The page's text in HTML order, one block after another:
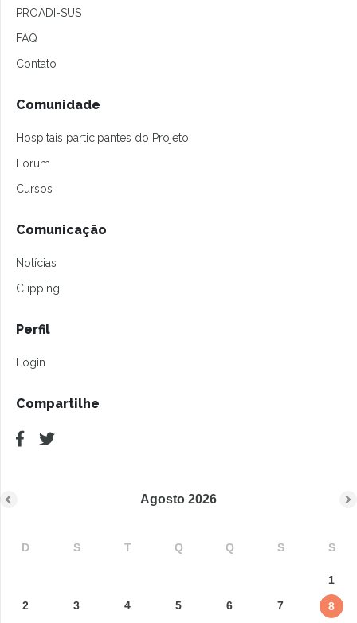
PROADI-SUS
FAQ
Contato
Comunidade
Hospitais participantes do Projeto
Forum
Cursos
Comunicação
Notícias
Clipping
Perfil
Login
Compartilhe
Agosto 2026
D S T Q Q S S
1
2
3 4 5 6 7
8